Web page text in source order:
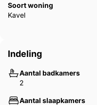
Soort woning
Kavel
Indeling
Aantal badkamers
2
Aantal slaapkamers